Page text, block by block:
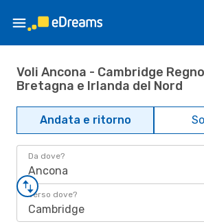
Voli Ancona - Cambridge
Bretagna e Irlanda del Nord
Andata e ritorno
Da dove?
Ancona
Verso dove?
Cambridge